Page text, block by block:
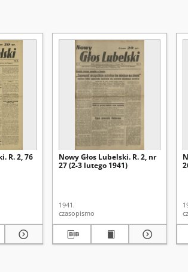
R. 2, 76
Nowy Głos Lubelski. R. 2, nr
27 (2-3 lutego 1941)
1941.
czasopismo